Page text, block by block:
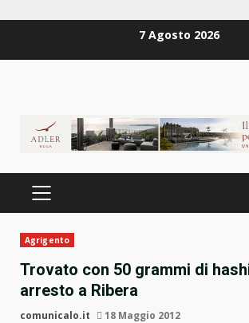
7 Agosto 2026
PRIMÄRES
MENÜ
Agrigento
Trovato con 50 grammi di
arresto a Ribera
comunicalo.it 18 Maggio 2012